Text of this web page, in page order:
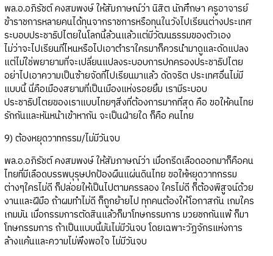
พล.อ.อภิรัชต์ คงสมพงษ์ ให้สัมภาษณ์ว่า นิสิต นักศึกษา ครูอาจารย์
ข้าราชการหลายคนได้ทุนจากราชการหรือทุนในวังไปเรียนต่างประเทศ
ระบอบประชาธิปไตยในโลกนี้ล้วนแล้วแต่มีวัฒนธรรมของตัวเอง
ไม่ว่าจะไปเรียนที่ไหนหรือไปเอาตำราใครมาก็ควรนำมาดูและดัดแปลง
แต่ไม่ใช่พยายามที่จะเปลี่ยนแปลงระบอบการปกครองประชาธิปไตย
อย่าไปเอาความเป็นซ้ายจัดที่ไปเรียนมาแล้ว ดัดจริต ประเทศอื่นไม่มี
แบบนี้ นี่คือเมืองสยามที่เป็นเมืองแห่งรอยยิ้ม เรามีระบอบ
ประชาธิปไตยของเราแบบไทยๆสิ่งที่ต้องการมากที่สุด คือ ขอให้คนไทย
รักกันและหันหน้าเข้าหากัน จะเป็นฝ่ายใด ก็คือ คนไทย
9) ต้องหยุดวาทกรรม/ไม่มีวันจบ
พล.อ.อภิรัชต์ คงสมพงษ์ ให้สัมภาษณ์ว่า เมื่อกรีดเลือดออกมาก็คือคน
ไทยที่มีเลือดบรรพบุรุษปกป้องผืนแผ่นดินไทย ขอให้หยุดวาทกรรม
ต่างๆใครไม่ดี ก็ปล่อยให้เป็นไปตามครรลอง ใครไม่ดี ก็ต้องพิสูจน์ด้วย
งานและฝีมือ ถ้าผมทำไม่ดี ก็ถูกย้ายไป ทุกคนต้องให้โอกาสกัน เกมใคร
เกมมัน เมื่อกรรมการตัดสินแล้วก็มาโทษกรรมการ มวยชกกันแพ้ ก็มา
โทษกรรมการ ถ้าเป็นแบบนี้มันไม่มีวันจบ โดยเฉพาะวัฏจักรแห่งการ
ล้างแค้นและความไม่พึงพอใจ ไม่มีวันจบ